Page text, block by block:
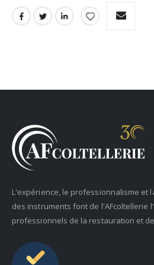
L'expérience, le professionnalisme et
des instruments font de l'AFcoltellerie
professionnels de la restauration et